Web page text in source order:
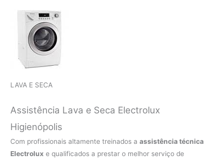
LAVA E SECA
Assistência Lava e Seca Electrolux
Higienópolis
Com profissionais altamente treinados aassistência técnica
Electrolux e qualificados a prestar o melhor serviço de